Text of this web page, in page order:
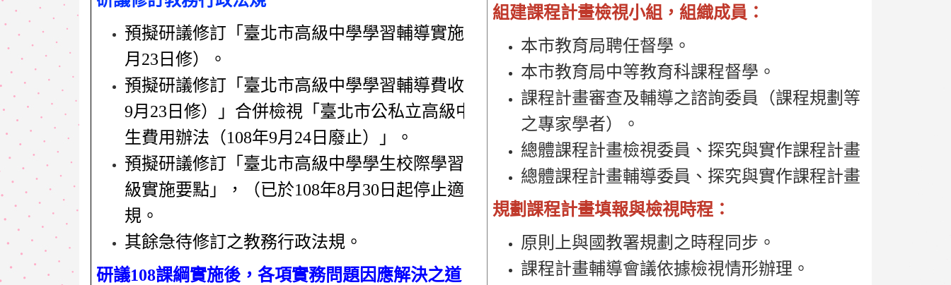
預擬研議修訂「臺北市高級中學學習輔導實施要點」（97年9
月23日修）。
預擬研議修訂「臺北市高級中學學習輔導費收費標準表（97年
9月23日修）」合併檢視「 臺北市公私立高級中等學校收取學
生費用辦法 （108年9月24日廢止）
」。
預擬研議修訂「臺北市高級中學學生校際學習及學分抵免或升
級實施要點」，（已於108年8月30日起停止適用）之替代法
規。
其餘急待修訂之教務行政法規。
研議108課綱實施後，各項實務問題因應解決之道
組建課程計畫檢視小組，組織成員：
本市教育局聘任督學。
本市教育局中等教育科課程督學。
課程計畫審查及輔導之諮詢委員（課程規劃等相關專業領
之專家學者）。
總體課程計畫檢視委員、探究與實作課程計畫檢視委員。
總體課程計畫輔導委員、探究與實作課程計畫輔導委員。
規劃課程計畫填報與檢視時程：
原則上與國教署規劃之時程同步。
課程計畫輔導會議依據檢視情形辦理。